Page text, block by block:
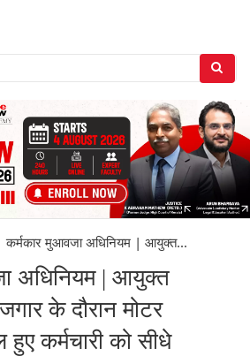
कर्मकार मुआवजा अधिनियम | आयुक्त...
अधिनियम | आयुक्त
के दौरान मोटर
हुए कर्मचारी को सीधे